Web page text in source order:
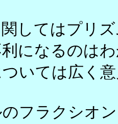
してはプリ
になるのは
いては広く
フラクシオ